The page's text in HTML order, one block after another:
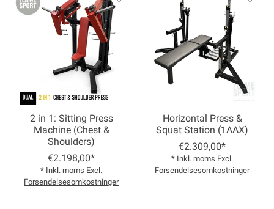
2 in 1: Sitting Press
Machine (Chest &
Shoulders)
€2.198,00*
* Inkl. moms Excl.
Forsendelsesomkostninger
Horizontal Press &
Squat Station (1AAX)
€2.309,00*
* Inkl. moms Excl.
Forsendelsesomkostninger